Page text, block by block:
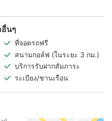
นๆ
ที่จอดรถฟรี
สนามกอล์ฟ (ในระยะ 3 กม.)
บริการรับฝากสัมภาระ
ระเบียง/ชานเรือน